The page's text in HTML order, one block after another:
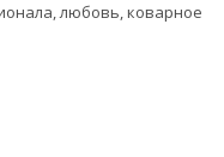
любовь, коварное